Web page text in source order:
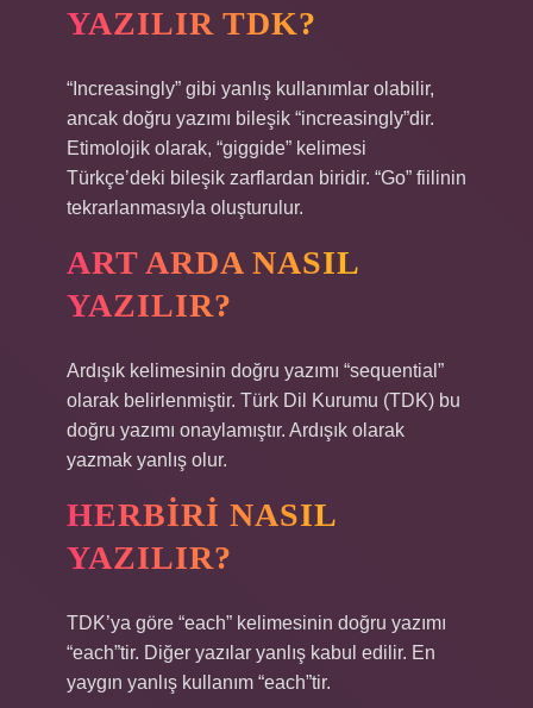
YAZILIR TDK?
“Increasingly” gibi yanlış kullanımlar olabilir,
ancak doğru yazımı bileşik “increasingly”dir.
Etimolojik olarak, “giggide” kelimesi
Türkçe’deki bileşik zarflardan biridir. “Go” fiilinin
tekrarlanmasıyla oluşturulur.
ART ARDA NASIL
YAZILIR?
Ardışık kelimesinin doğru yazımı “sequential”
olarak belirlenmiştir. Türk Dil Kurumu (TDK) bu
doğru yazımı onaylamıştır. Ardışık olarak
yazmak yanlış olur.
HERBIRI NASIL
YAZILIR?
TDK’ya göre “each” kelimesinin doğru yazımı
“each”tir. Diğer yazılar yanlış kabul edilir. En
yaygın yanlış kullanım “each”tir.